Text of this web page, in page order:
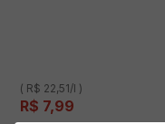
( R$ 22,51/l )
R$ 7,99